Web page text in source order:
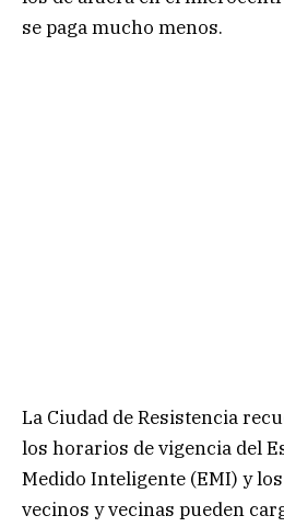
se paga mucho menos.
La Ciudad de Resistencia
los horarios de vigencia del
Medido Inteligente (EMI) y
vecinos y vecinas pueden